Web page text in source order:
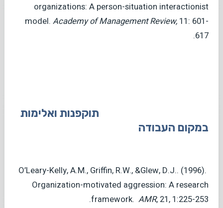
organizations: A person-situation interactionist
model.Academyof ManagementReview, 11: 601-
617.
תוקפנות ואלימות
במקום העבודה
O’Leary-Kelly, A.M., Griffin, R.W., &Glew, D.J.. (1996).
Organization-motivated aggression: A research
framework.AMR, 21, 1:225-253.